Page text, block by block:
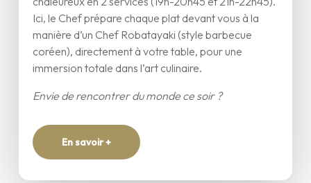
Ici, le Chef prépare chaque plat devant vous à la
manière d’un Chef Robatayaki (style barbecue
coréen), directement à votre table, pour une
immersion totale dans l’art culinaire.
Envie de rencontrer du monde ce soir ?
En savoir +